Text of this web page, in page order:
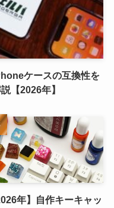
ケースの互換性を
【2026年】
年】自作キーキャッ